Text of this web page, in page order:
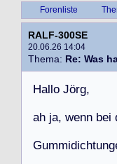
Forenliste
RALF-300SE
20.06.26 14:04
Thema: Re: Was
Hallo Jörg,
ah ja, wenn bei
Gummidichtung